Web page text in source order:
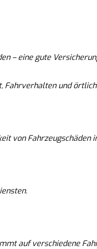
– eine gute
Fahrverhalten und
von Fahrzeugschäden
auf verschiedene